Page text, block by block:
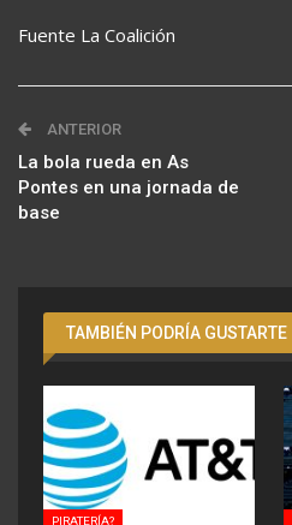
Fuente La Coalición
ANTERIOR
La bola rueda en As
Pontes en una jornada de
base
TAMBIÉN PODRÍA GUSTARTE
PIRATERÍA?